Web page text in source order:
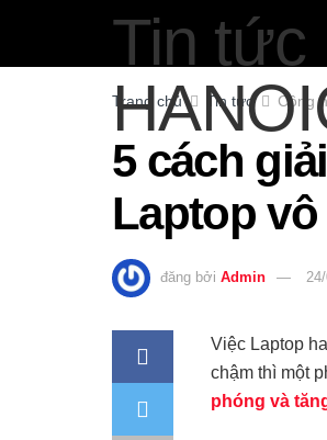
Trang chủ Tin tức Công
5 cách
Laptop
đăng bởi Admin
Việc Laptop
chậm thì một
phóng và